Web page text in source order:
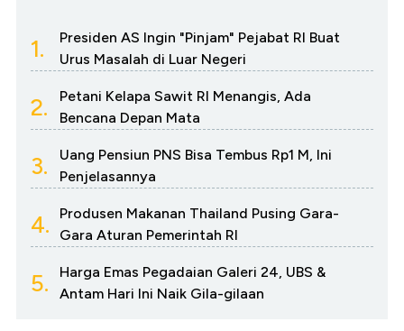
1.
Presiden AS Ingin "Pinjam" Pejabat RI Buat
Urus Masalah di Luar Negeri
2.
Petani Kelapa Sawit RI Menangis, Ada
Bencana Depan Mata
3.
Uang Pensiun PNS Bisa Tembus Rp1 M, Ini
Penjelasannya
4.
Produsen Makanan Thailand Pusing Gara-
Gara Aturan Pemerintah RI
5.
Harga Emas Pegadaian Galeri 24, UBS &
Antam Hari Ini Naik Gila-gilaan